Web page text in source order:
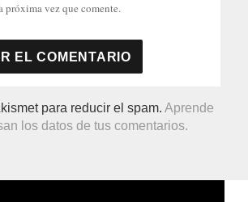
próxima vez que comente.
para reducir el spam.Aprende
los datos de tus comentarios.